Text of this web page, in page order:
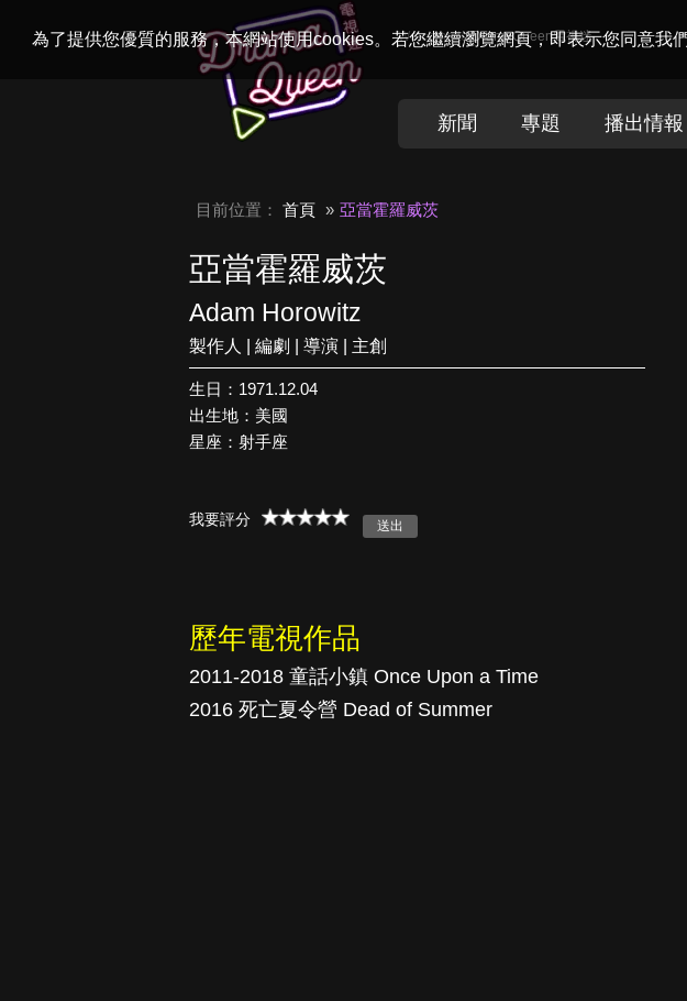
為了提供您優質的服務，本網站使用cookies。若您繼續瀏覽網頁，即表示您同意我
Welcome toDramaQueen電視迷
新聞 專題 播出情報
目前位置： 首頁 亞當霍羅威茨
亞當霍羅威茨
Adam Horowitz
製作人 | 編劇 | 導演 | 主創
生日：1971.12.04
出生地：美國
星座：射手座
我要評分
歷年電視作品
2011-2018 童話小鎮 Once Upon a Time
2016 死亡夏令營 Dead of Summer